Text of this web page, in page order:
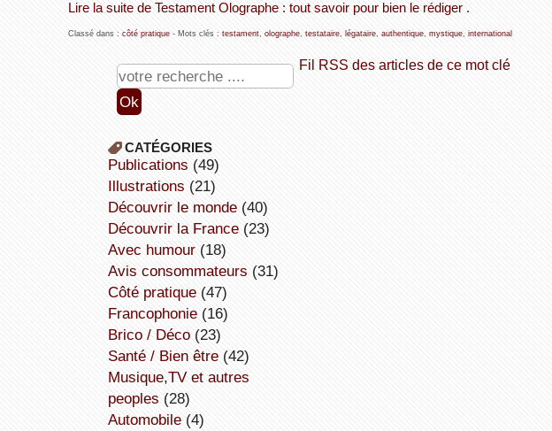
Lire la suite de Testament Olographe : tout savoir pour bien le rédiger .
Classé dans : côté pratique- Mots clés : testament, olographe, testataire, légataire, authentique, mystique, international
Fil RSS des articles de ce mot clé
CATÉGORIES
publications (49)
illustrations (21)
découvrir le monde(40)
découvrir la France(23)
avec humour(18)
avis consommateurs (31)
côté pratique(47)
Francophonie(16)
Brico / Déco(23)
Santé / Bien être(42)
Musique,TV et autres
peoples (28)
Automobile(4)